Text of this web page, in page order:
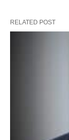
RELATED POST